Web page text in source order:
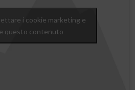
i cookie marketing e
questo contenuto